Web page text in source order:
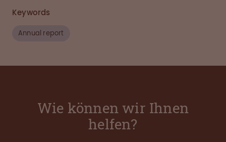
Keywords
Annual report
Wie können wir Ihnen
helfen?